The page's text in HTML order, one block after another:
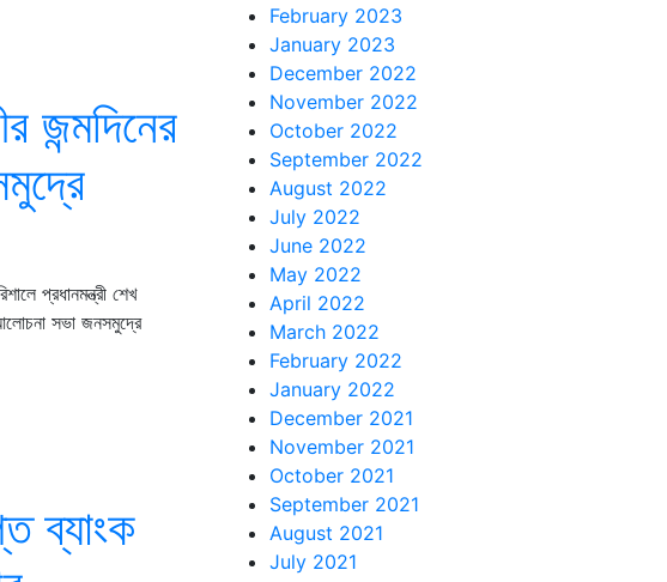
জন্মদিনের
প্রধানমন্ত্রী শেখ
আলোচনা সভা জনসমুদ্রে
ব্যাংক
February 2023
January 2023
December 2022
November 2022
October 2022
September 2022
August 2022
July 2022
June 2022
May 2022
April 2022
March 2022
February 2022
January 2022
December 2021
November 2021
October 2021
September 2021
August 2021
July 2021